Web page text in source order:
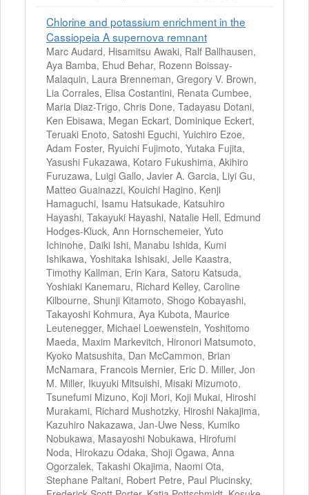
Chlorine and potassium enrichment in the
Cassiopeia A supernova remnant
Marc Audard, Hisamitsu Awaki, Ralf Ballhausen,
Aya Bamba, Ehud Behar, Rozenn Boissay-
Malaquin, Laura Brenneman, Gregory V. Brown,
Lia Corrales, Elisa Costantini, Renata Cumbee,
Maria Diaz-Trigo, Chris Done, Tadayasu Dotani,
Ken Ebisawa, Megan Eckart, Dominique Eckert,
Teruaki Enoto, Satoshi Eguchi, Yuichiro Ezoe,
Adam Foster, Ryuichi Fujimoto, Yutaka Fujita,
Yasushi Fukazawa, Kotaro Fukushima, Akihiro
Furuzawa, Luigi Gallo, Javier A. Garcia, Liyi Gu,
Matteo Guainazzi, Kouichi Hagino, Kenji
Hamaguchi, Isamu Hatsukade, Katsuhiro
Hayashi, Takayuki Hayashi, Natalie Hell, Edmund
Hodges-Kluck, Ann Hornschemeier, Yuto
Ichinohe, Daiki Ishi, Manabu Ishida, Kumi
Ishikawa, Yoshitaka Ishisaki, Jelle Kaastra,
Timothy Kallman, Erin Kara, Satoru Katsuda,
Yoshiaki Kanemaru, Richard Kelley, Caroline
Kilbourne, Shunji Kitamoto, Shogo Kobayashi,
Takayoshi Kohmura, Aya Kubota, Maurice
Leutenegger, Michael Loewenstein, Yoshitomo
Maeda, Maxim Markevitch, Hironori Matsumoto,
Kyoko Matsushita, Dan McCammon, Brian
McNamara, Francois Mernier, Eric D. Miller, Jon
M. Miller, Ikuyuki Mitsuishi, Misaki Mizumoto,
Tsunefumi Mizuno, Koji Mori, Koji Mukai, Hiroshi
Murakami, Richard Mushotzky, Hiroshi Nakajima,
Kazuhiro Nakazawa, Jan-Uwe Ness, Kumiko
Nobukawa, Masayoshi Nobukawa, Hirofumi
Noda, Hirokazu Odaka, Shoji Ogawa, Anna
Ogorzalek, Takashi Okajima, Naomi Ota,
Stephane Paltani, Robert Petre, Paul Plucinsky,